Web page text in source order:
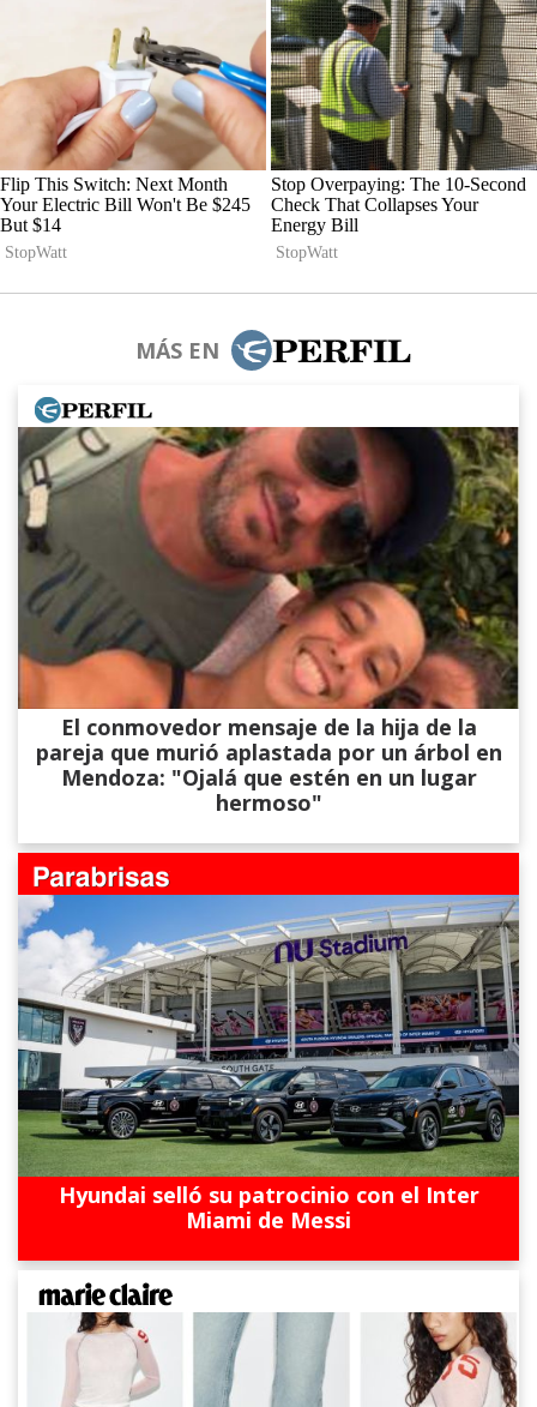
MÁS EN
El conmovedor mensaje de la hija de la
pareja que murió aplastada por un árbol en
Mendoza: "Ojalá que estén en un lugar
hermoso"
Hyundai selló su patrocinio con el Inter
Miami de Messi